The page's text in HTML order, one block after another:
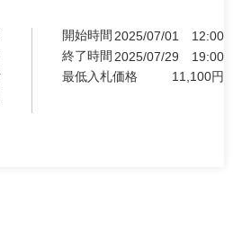
開始時間 2025/07/01
12:00
終了時間 2025/07/29
19:00
最低入札価格
11,100円